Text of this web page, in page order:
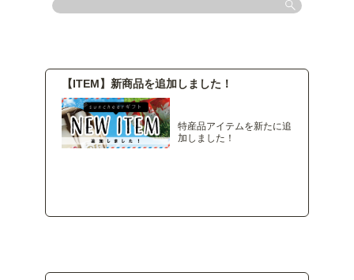
ジャンルを絞り込み
【ITEM】新商品を追加しました！
特産品アイテムを新たに追
加しました！